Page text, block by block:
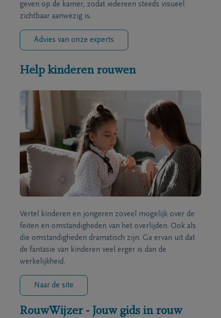
geven op de kamer, zodat iedereen steeds visueel
zichtbaar aanwezig is.
Advies van onze experts
Help kinderen rouwen
Vertel kinderen en jongeren zoveel mogelijk over de
feiten en omstandigheden van het overlijden. Ook als
die omstandigheden dramatisch zijn. Ga ervan uit dat
de fantasie van kinderen veel erger is dan de
werkelijkheid.
Naar de site
RouwWijzer - Jouw gids in rouw